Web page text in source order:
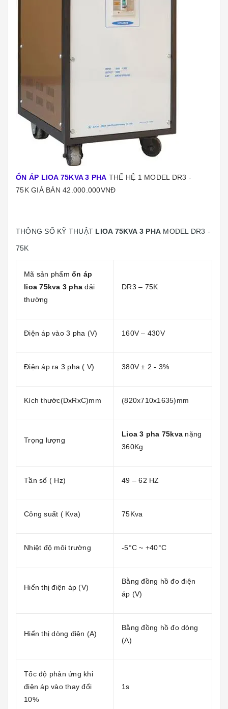
ỔN ÁP LIOA 75KVA 3 PHA THẾ HỆ 1 MODEL DR3 -
75K GIÁ BÁN 42.000.000VNĐ
THÔNG SỐ KỸ THUẬT LIOA 75KVA 3 PHA MODEL DR3 -
75K
Mã sản phẩm ổn áp
lioa 75kva 3 pha dải
thường
DR3 – 75K
Điện áp vào 3 pha (V) 160V – 430V
Điện áp ra 3 pha ( V) 380V ± 2 - 3%
Kích thước(DxRxC)mm (820x710x1635)mm
Trọng lượng
Lioa 3 pha 75kva nặng
360Kg
Tần số ( Hz) 49 – 62 HZ
Công suất ( Kva) 75Kva
Nhiệt độ môi trường -5°C ~ +40°C
Hiển thị điện áp (V)
Bằng đồng hồ đo điện
áp (V)
Hiển thị dòng điện (A)
Bằng đồng hồ đo dòng
(A)
Tốc độ phản ứng khi
điện áp vào thay đổi
10%
1s